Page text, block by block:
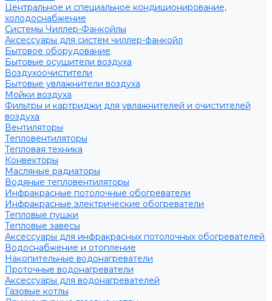
Центральное и специальное кондиционирование,
холодоснабжение
Системы Чиллер-Фанкойлы
Аксессуары для систем чиллер-фанкойл
Бытовое оборудование
Бытовые осушители воздуха
Воздухоочистители
Бытовые увлажнители воздуха
Мойки воздуха
Фильтры и картриджи для увлажнителей и очистителей
воздуха
Вентиляторы
Тепловентиляторы
Тепловая техника
Конвекторы
Масляные радиаторы
Водяные тепловентиляторы
Инфракрасные потолочные обогреватели
Инфракрасные электрические обогреватели
Тепловые пушки
Тепловые завесы
Аксессуары для инфракрасных потолочных обогревателей
Водоснабжение и отопление
Накопительные водонагреватели
Проточные водонагреватели
Аксессуары для водонагревателей
Газовые котлы